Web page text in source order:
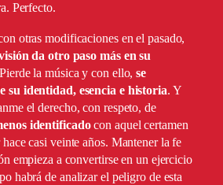
Perfecto.
otras modificaciones en el pasado,
da otro paso más en su
la música y con ello,se
su identidad, esencia e historia. Y
el derecho, con respeto, de
identificadocon aquel certamen
casi veinte años. Mantener la fe
empieza a convertirse en un ejercicio
habrá de analizar el peligro de esta